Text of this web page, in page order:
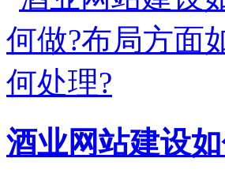
酒业网站建设